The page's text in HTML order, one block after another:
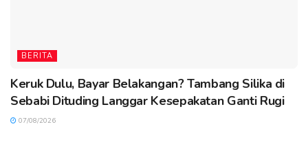
BERITA
Keruk Dulu, Bayar Belakangan? Tambang Silika di
Sebabi Dituding Langgar Kesepakatan Ganti Rugi
07/08/2026